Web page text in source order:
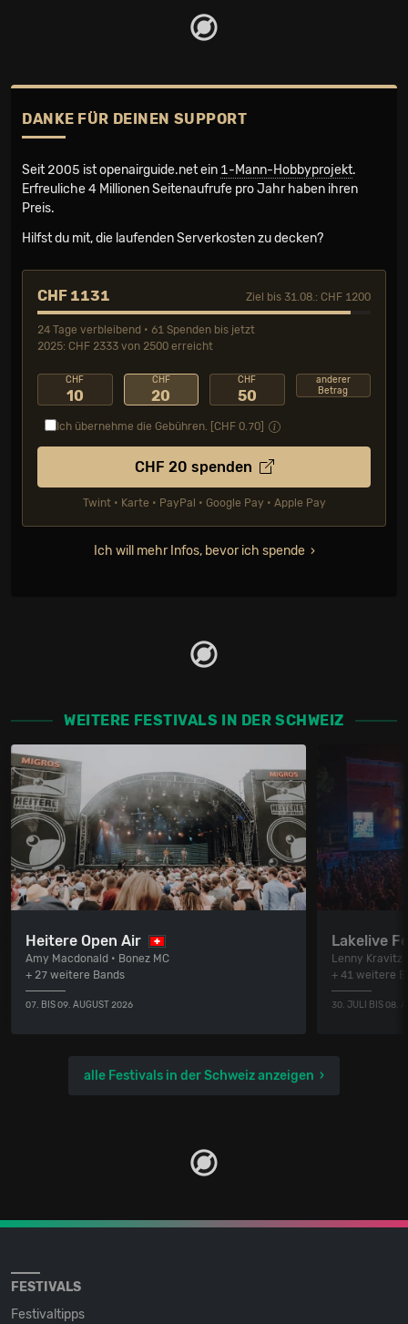
DANKE FÜR DEINEN SUPPORT
Seit 2005 ist openairguide.net ein 1-Mann-Hobbyprojekt.
Erfreuliche 4 Millionen Seiten­aufrufe pro Jahr haben ihren
Preis.
Hilfst du mit, die laufenden Serverkosten zu decken?
CHF 1131 Ziel bis 31.08.: CHF 1200
24 Tage verbleibend • 61 Spenden bis jetzt
2025: CHF 2333 von 2500 erreicht
CHF
10
CHF
20
CHF
50
anderer
Betrag
Ich übernehme die Gebühren. [CHF 0.70
CHF 20 spenden
Twint • Karte • PayPal • Google Pay • Apple Pay
Ich will mehr Infos, bevor ich spende
WEITERE FESTIVALS IN DER SCHWEIZ
Heitere Open Air
Amy Macdonald • Bonez MC
+ 27 weitere Bands
07. BIS 09. AUGUST 2026
Lakelive
Lenny Kravitz
+ 41 weitere
30. JULI BIS 08.
alle Festivals in der Schweiz anzeigen
FESTIVALS
Festivaltipps